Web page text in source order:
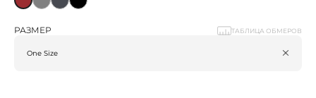
РАЗМЕР ТАБЛИЦА ОБМЕРОВ